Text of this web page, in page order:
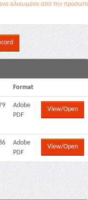
αλιευμένα από την
Format
Adobe
PDF
View/Open
Adobe
PDF
View/Open